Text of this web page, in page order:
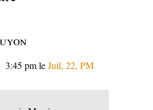
3:45 pmleJuil, 22, PM